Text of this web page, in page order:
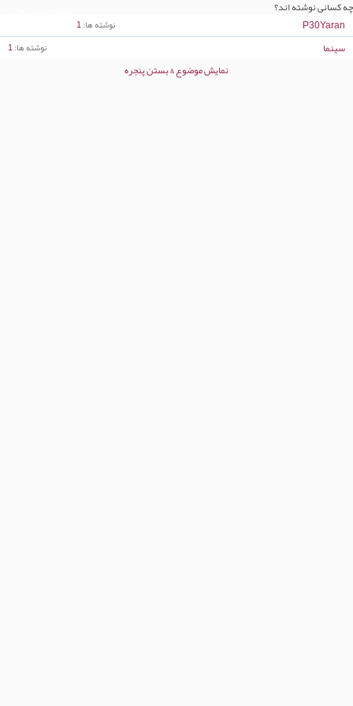
چه کسانی نوشته اند؟
نوشته ها 1 P30Yaran
نوشته ها 1
سینما
نمایش موضوع & بستن پنجره